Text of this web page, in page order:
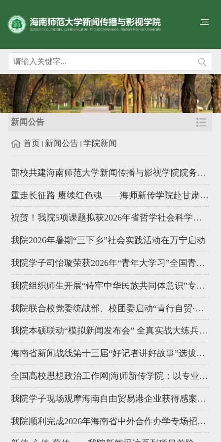
新闻公告
首页 新闻公告 学院新闻
部校共建海南师范大学新闻传播与影视学院院务委员会专题会召开
重走长征路 赓续红色魂——海师新传学院赴甘肃开展马克思主义新闻...
祝贺！我院5项课题拟获2026年省哲学社会科学规划课题（年度课题...
我院2026年暑期“三下乡”社会实践活动在万宁启动
我院学子司怡璇荣获2026年“青年大学习”全国青年理论宣讲大赛三...
我院组织师生开展“铸牢中华民族共同体意识”专题研学活动
我院联合校党委统战部、校团委启动“青行自贸·同铸疆来”促进民...
我院本硕联动“模拟新闻发布会” 全真实战大练兵精彩上演
海南省新闻战线第十三届“好记者讲好故事”选拔赛在我校举行
全国高校思想政治工作网|海师新传学院：以专业志愿实践拓宽育人...
我院学子现场观摩海南自由贸易港企业获得感案例分享会
我院顺利完成2026年海南省中外合作办学专场招生咨询会参展工作